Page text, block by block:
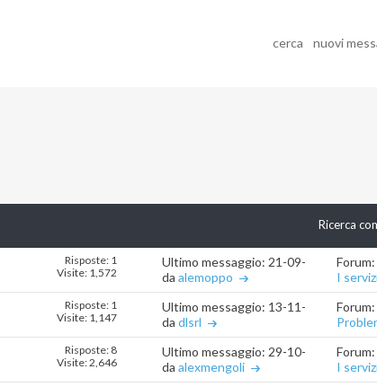
cerca nuovi
Ricerca
Risposte: 1
Visite: 1,572
Ultimo messaggio: 21-09-2023
da alemoppo
Forum:
I
Risposte: 1
Visite: 1,147
Ultimo messaggio: 13-11-2019
da dlsrl
Forum:
Risposte: 8
Visite: 2,646
Ultimo messaggio: 29-10-2019
da alexmengoli
Forum:
I